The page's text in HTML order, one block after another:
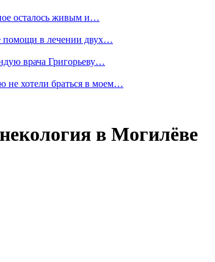
осталось живым и…
помощи в лечении двух…
врача Григорьеву…
не хотели браться в моем…
в Могилёве